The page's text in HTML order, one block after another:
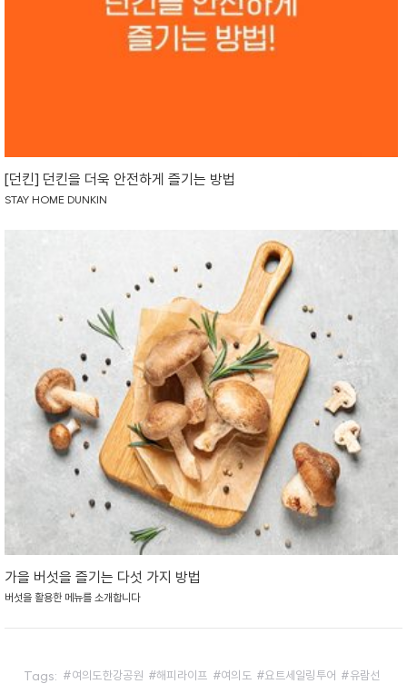
[던킨] 던킨을 더욱 안전하게 즐기는 방법
STAY HOME DUNKIN
가을 버섯을 즐기는 다섯 가지 방법
버섯을 활용한 메뉴를 소개합니다
Tags: 여의도한강공원 해피라이프 여의도 요트세일링투어
유람선